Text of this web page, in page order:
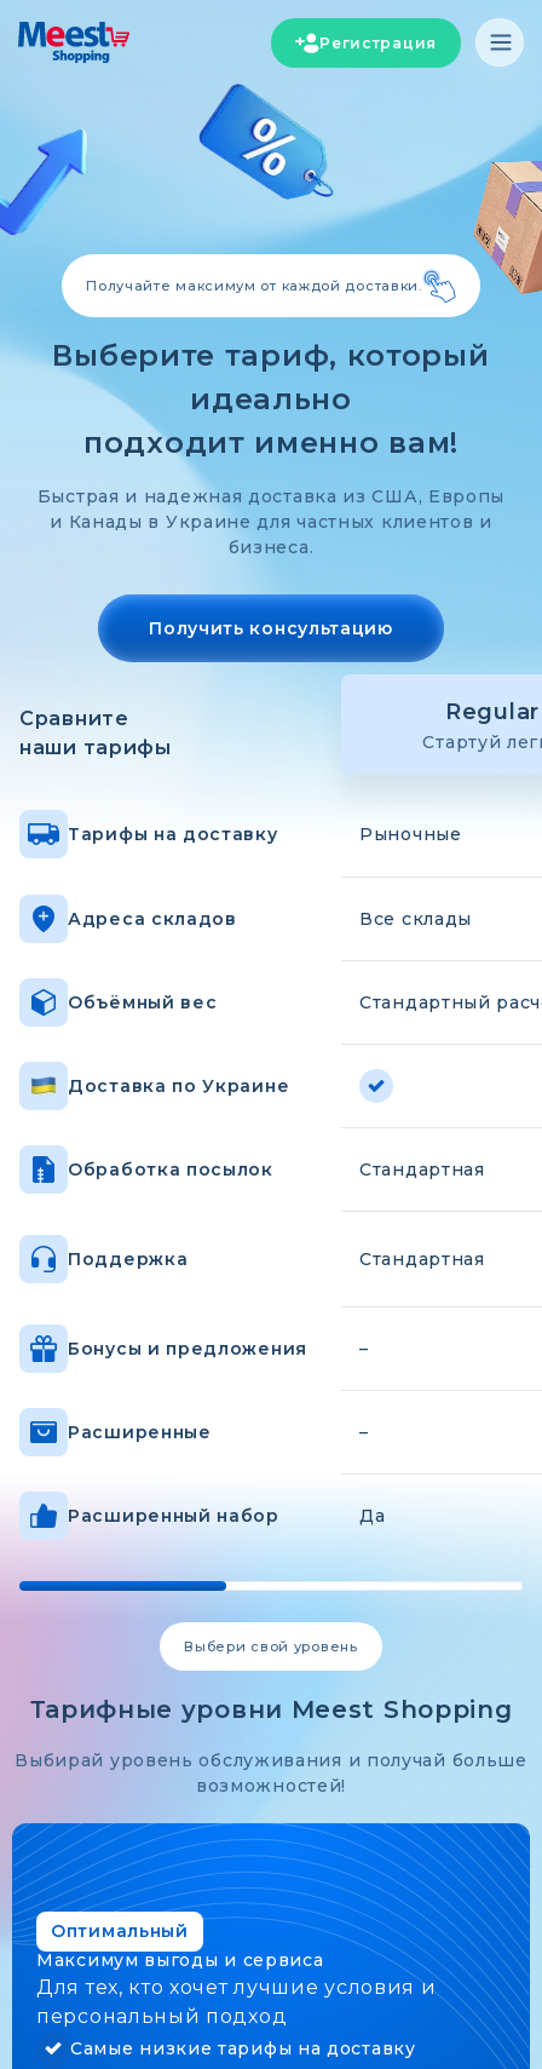
Регистрация
Получайте максимум от каждой доставки.
Выберите тариф, который
идеально
подходит именно вам!
Быстрая и надежная доставка из США, Европы
и Канады в Украине для частных клиентов и
бизнеса.
Получить консультацию
Сравните
наши тарифы
Regular
Стартуй
Тарифы на доставку Рыночные
Адреса складов Все склады
Объёмный вес Стандартный
Доставка по Украине
Обработка посылок Стандартная
Поддержка Стандартная
Бонусы и предложения –
Расширенные –
Расширенный набор Да
Выбери свой уровень
Тарифные уровни Meest Shopping
Выбирай уровень обслуживания и получай больше
возможностей!
Buyer
Максимум выгоды и сервиса
Для тех, кто хочет лучшие условия и
персональный подход
Самые низкие тарифы на доставку
Оптимальный